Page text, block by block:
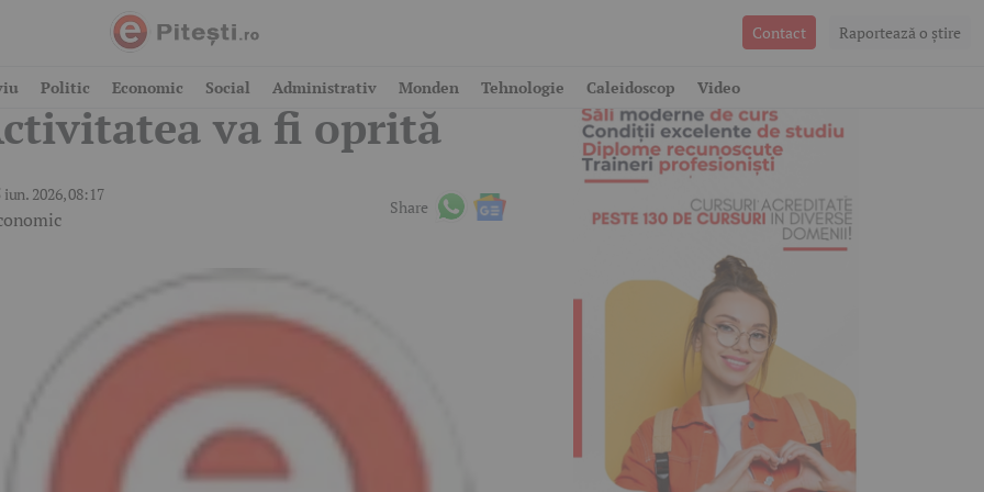
Contact Raportează o ştire
Politic Economic Social Administrativ Monden Tehnologie Caleidoscop Video
în Argeș!
va fi oprită
iun. 2026, 08:17
Share